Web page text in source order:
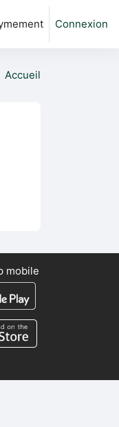
Connexion
Accueil
mobile